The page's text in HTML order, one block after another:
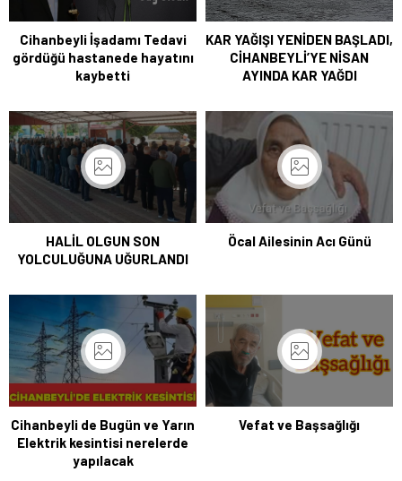
Cihanbeyli İşadamı Tedavi
gördüğü hastanede hayatını
kaybetti
KAR YAĞIŞI YENİDEN BAŞLADI,
CİHANBEYLİ’YE NİSAN
AYINDA KAR YAĞDI
HALİL OLGUN SON
YOLCULUĞUNA UĞURLANDI
Öcal Ailesinin Acı Günü
Cihanbeyli de Bugün ve Yarın
Elektrik kesintisi nerelerde
yapılacak
Vefat ve Başsağlığı